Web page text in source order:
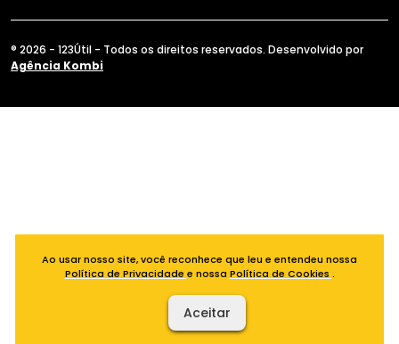
® 2026 - 123Útil - Todos os direitos reservados. Desenvolvido por
Agência Kombi
Ao usar nosso site, você reconhece que leu e entendeu nossa
Política de Privacidade e nossa Política de Cookies .
Aceitar